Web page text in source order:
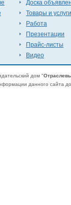
Доска
Товары и услуги
Работа
Презентации
Прайс-листы
Видео
дом "
данного сайта